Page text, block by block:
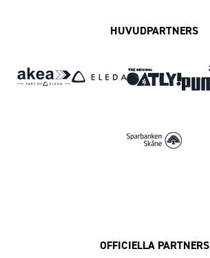
HUVUDPARTNERS
OFFICIELLA PARTNERS